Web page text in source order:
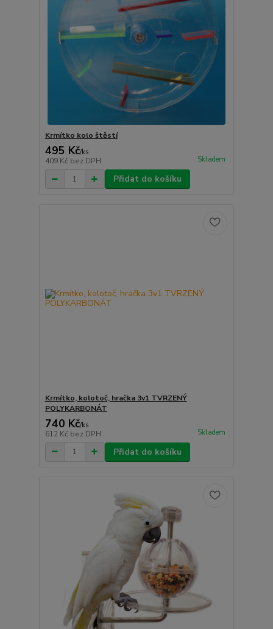
Krmítko kolo štěstí
495 Kč/ks
409 Kč bez DPH Skladem
Přidat do košíku
Krmítko, kolotoč, hračka 3v1 TVRZENÝ
POLYKARBONÁT
740 Kč/ks
612 Kč bez DPH Skladem
Přidat do košíku